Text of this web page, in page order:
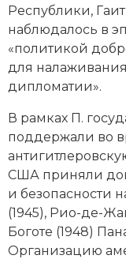
Нумизматика
Образование
Общественные
Политическая
Революции и
Религия и
Россия
Республики,
наблюдалось в
«политикой
для
дипломатии».
В рамках П.
поддержали во
США приняли
и безопасности
(1945), Рио-де-­
Боготе (1948)
Организацию